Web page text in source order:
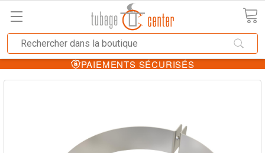
PAIEMENTS SÉCURISÉS